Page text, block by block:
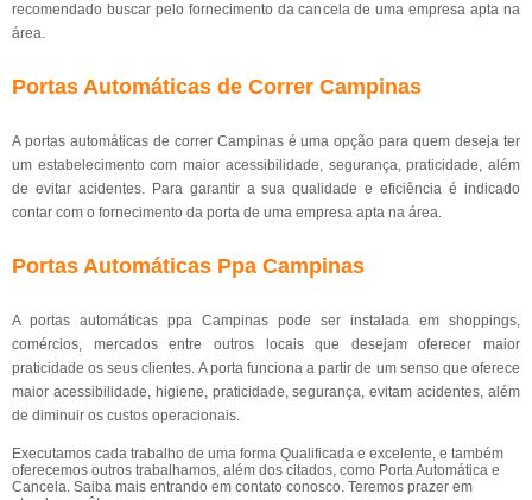
recomendado buscar pelo fornecimento da cancela de uma empresa apta na
área.
Portas Automáticas de Correr Campinas
A portas automáticas de correr Campinas é uma opção para quem deseja ter
um estabelecimento com maior acessibilidade, segurança, praticidade, além
de evitar acidentes. Para garantir a sua qualidade e eficiência é indicado
contar com o fornecimento da porta de uma empresa apta na área.
Portas Automáticas Ppa Campinas
A portas automáticas ppa Campinas pode ser instalada em shoppings,
comércios, mercados entre outros locais que desejam oferecer maior
praticidade os seus clientes. A porta funciona a partir de um senso que oferece
maior acessibilidade, higiene, praticidade, segurança, evitam acidentes, além
de diminuir os custos operacionais.
Executamos cada trabalho de uma forma Qualificada e excelente, e também
oferecemos outros trabalhamos, além dos citados, como Porta Automática e
Cancela. Saiba mais entrando em contato conosco. Teremos prazer em